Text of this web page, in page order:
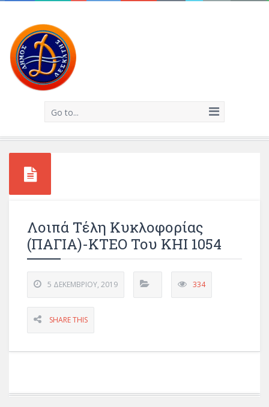
Go to...
Λοιπά Τέλη Κυκλοφορίας
(ΠΑΓΙΑ)-ΚΤΕΟ Του ΚΗΙ 1054
5 ΔΕΚΕΜΒΡΊΟΥ, 2019 334
SHARE THIS